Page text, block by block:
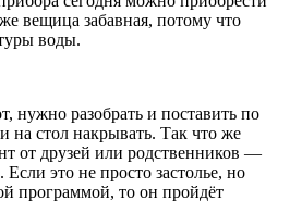
вещица забавная, потому что
воды.
нужно разобрать и поставить по
на стол накрывать. Так что же
от друзей или родственников —
это не просто застолье, но
программой, то он пройдёт